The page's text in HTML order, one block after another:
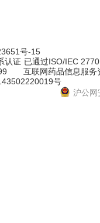
号-15
认证 已通过ISO/IEC
互联网药品信息服
号
沪公网